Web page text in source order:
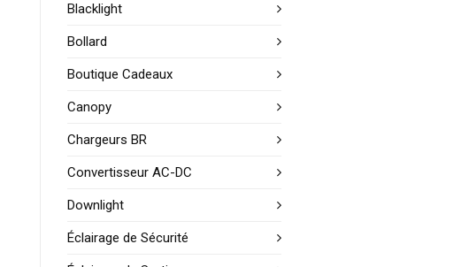
Blacklight
Bollard
Boutique Cadeaux
Canopy
Chargeurs BR
Convertisseur AC-DC
Downlight
Éclairage de Sécurité